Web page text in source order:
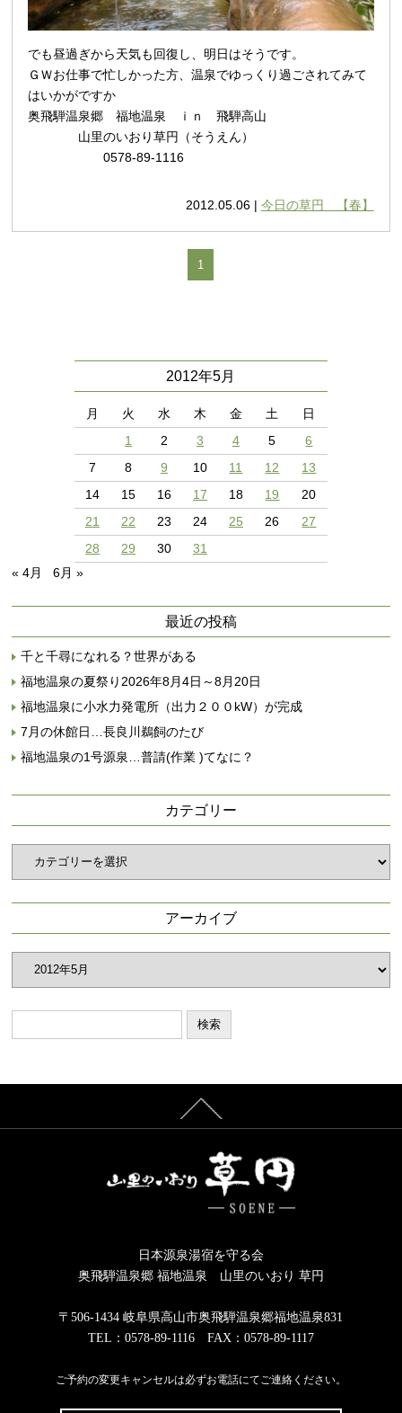
でも昼過ぎから天気も回復し、明日はそうです。
ＧＷお仕事で忙しかった方、温泉でゆっくり過ごされてみて
はいかがですか
奥飛騨温泉郷 福地温泉 ｉｎ 飛騨高山
山里のいおり草円（そうえん）
0578-89-1116
2012.05.06 | 今日の草円 【春】
1
2012年5月
月 火 水 木 金 土 日
1 2 3 4 5
6
7
8 9 10 11 12
13
14
15 16 17 18 19
20
21
22 23 24 25 26
27
28
29 30 31
« 4月 6月 »
最近の投稿
千と千尋になれる？世界がある
福地温泉の夏祭り2026年8月4日～8月20日
福地温泉に小水力発電所（出力２００kW）が完成
7月の休館日…長良川鵜飼のたび
福地温泉の1号源泉…普請(作業 )てなに？
カテゴリー
カ
リ
アーカイブ
ア
イ
日本源泉湯宿を守る会
奥飛騨温泉郷 福地温泉 山里のいおり 草円
〒506-1434 岐阜県高山市奥飛騨温泉郷福地温泉831
TEL：0578-89-1116 FAX：0578-89-1117
ご予約の変更キャンセルは必ずお電話にてご連絡ください。